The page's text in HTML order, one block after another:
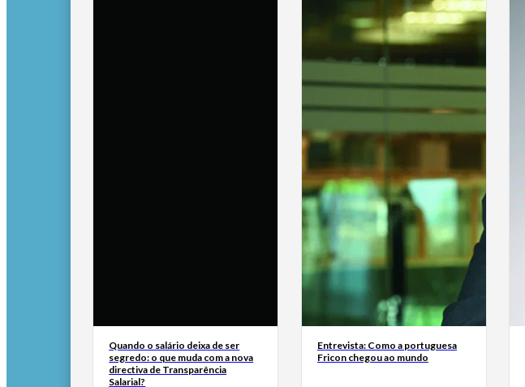
Quando o salário deixa de ser
segredo: o que muda com a nova
directiva de Transparência
Salarial?
Entrevista: Como a portuguesa
Fricon chegou ao mundo